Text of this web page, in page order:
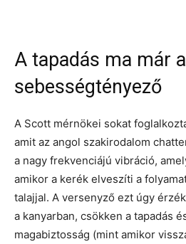
A tapadás ma már
sebességtényező
A Scott mérnökei sokat
amit az angol szakirodalom
a nagy frekvenciájú vibráció,
amikor a kerék elveszíti a
talajjal. A versenyző ezt úgy
a kanyarban, csökken a tapadás
magabiztosság (mint amikor